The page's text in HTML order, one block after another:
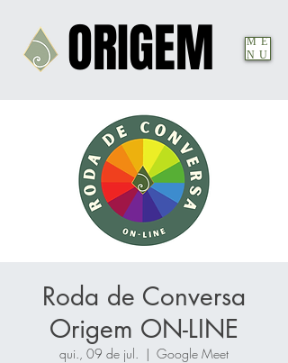
ME
NU
ORIGEM
ORIGEM
Roda de Conversa
Origem ON-LINE
qui., 09 de jul.
  |
Google Meet